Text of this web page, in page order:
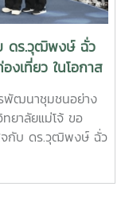
ดร.วุฒิพงษ์ ฉั่ว
เที่ยว ในโอกาส
ประเทศ
ที่เหมาะสม .
พัฒนาชุมชนอย่าง
ยาลัยแม่โจ้ ขอ
จกับ ดร.วุฒิพงษ์ ฉั่ว
2026